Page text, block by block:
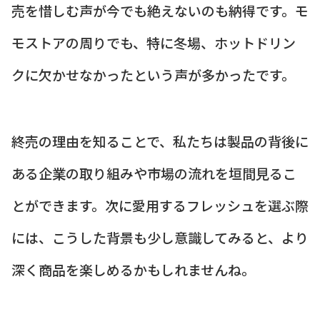
売を惜しむ声が今でも絶えないのも納得です。モ
モストアの周りでも、特に冬場、ホットドリン
クに欠かせなかったという声が多かったです。
終売の理由を知ることで、私たちは製品の背後に
ある企業の取り組みや市場の流れを垣間見るこ
とができます。次に愛用するフレッシュを選ぶ際
には、こうした背景も少し意識してみると、より
深く商品を楽しめるかもしれませんね。